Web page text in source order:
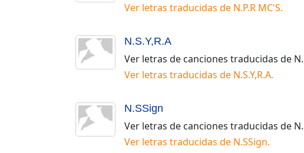
Ver letras traducidas de N.P.R MC'S.
N.S.Y,R.A
Ver letras de canciones traducidas de
Ver letras traducidas de N.S.Y,R.A.
N.SSign
Ver letras de canciones traducidas de
Ver letras traducidas de N.SSign.